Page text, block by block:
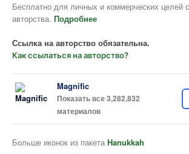
Бесплатно для личных и коммерческих целей
авторства. Подробнее
Ссылка на авторство обязательна.
Как ссылаться на авторство?
Magnific
Показать все 3,282,832
материалов
Больше иконок из пакета Hanukkah